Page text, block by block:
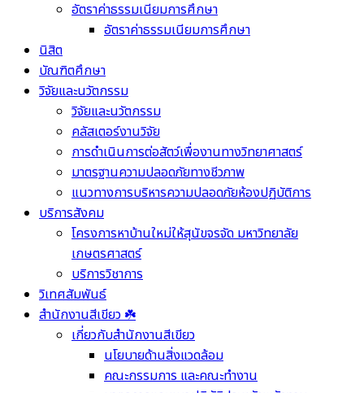
อัตราค่าธรรมเนียมการศึกษา
อัตราค่าธรรมเนียมการศึกษา
นิสิต
บัณฑิตศึกษา
วิจัยและนวัตกรรม
วิจัยและนวัตกรรม
คลัสเตอร์งานวิจัย
การดำเนินการต่อสัตว์เพื่องานทางวิทยาศาสตร์
มาตรฐานความปลอดภัยทางชีวภาพ
แนวทางการบริหารความปลอดภัยห้องปฏิบัติการ
บริการสังคม
โครงการหาบ้านใหม่ให้สุนัขจรจัด มหาวิทยาลัย
เกษตรศาสตร์
บริการวิชาการ
วิเทศสัมพันธ์
สำนักงานสีเขียว ☘️
เกี่ยวกับสำนักงานสีเขียว
นโยบายด้านสิ่งแวดล้อม
คณะกรรมการ และคณะทำงาน